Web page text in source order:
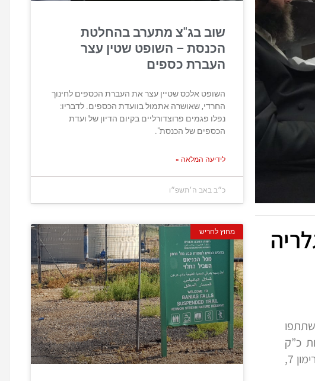
כ”ק
אדמו”ר מליובאוויטש זי”ע מחולל תקנת לימוד הרמב”ם היומי. האירוע התקיים בבית כנסת חב”ד שברחוב רימון 7,
שוב בג"צ מתערב בהחלטת
הכנסת – השופט שטין עצר
העברת כספים
השופט אלכס שטיין עצר את העברת הכספים לחינוך
החרדי, שאושרה אתמול בוועדת הכספים. לדבריו:
נפלו פגמים פרוצדורליים בקיום הדיון של ועדת
הכספים של הכנסת".
לידיעה המלאה »
כ״ב באב ה׳תשפ״ו
מחוץ לחריש